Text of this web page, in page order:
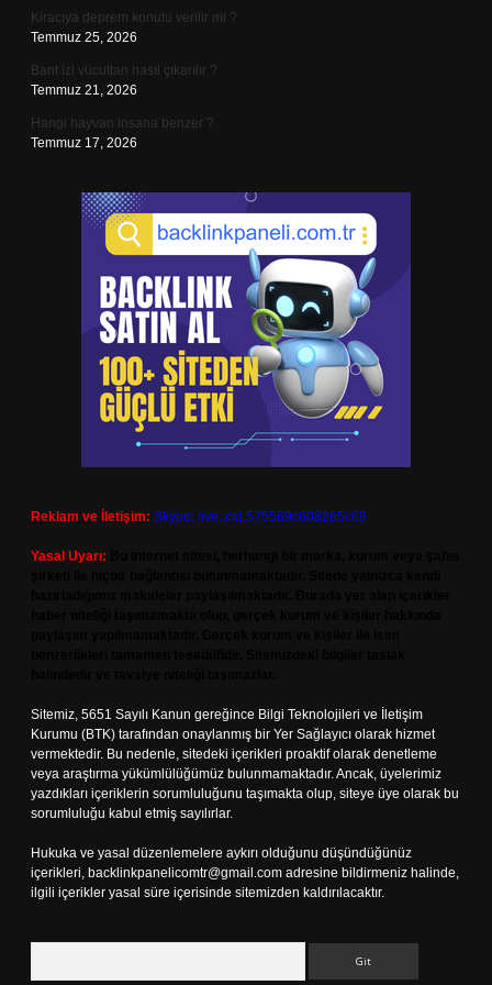
Kiracıya deprem konutu verilir mi ?
Temmuz 25, 2026
Bant izi vücuttan nasıl çıkarılır ?
Temmuz 21, 2026
Hangi hayvan insana benzer ?
Temmuz 17, 2026
Reklam ve İletişim: Skype: live:.cid.575569c608265c69
Yasal Uyarı:
Sitemiz, 5651 Sayılı Kanun gereğince Bilgi Teknolojileri ve İletişim
Kurumu (BTK) tarafından onaylanmış bir Yer Sağlayıcı olarak hizmet
vermektedir. Bu nedenle, sitedeki içerikleri proaktif olarak denetleme
veya araştırma yükümlülüğümüz bulunmamaktadır. Ancak, üyelerimiz
yazdıkları içeriklerin sorumluluğunu taşımakta olup, siteye üye olarak bu
sorumluluğu kabul etmiş sayılırlar.
Hukuka ve yasal düzenlemelere aykırı olduğunu düşündüğünüz
içerikleri, backlinkpanelicomtr@gmail.com adresine bildirmeniz halinde,
ilgili içerikler yasal süre içerisinde sitemizden kaldırılacaktır.